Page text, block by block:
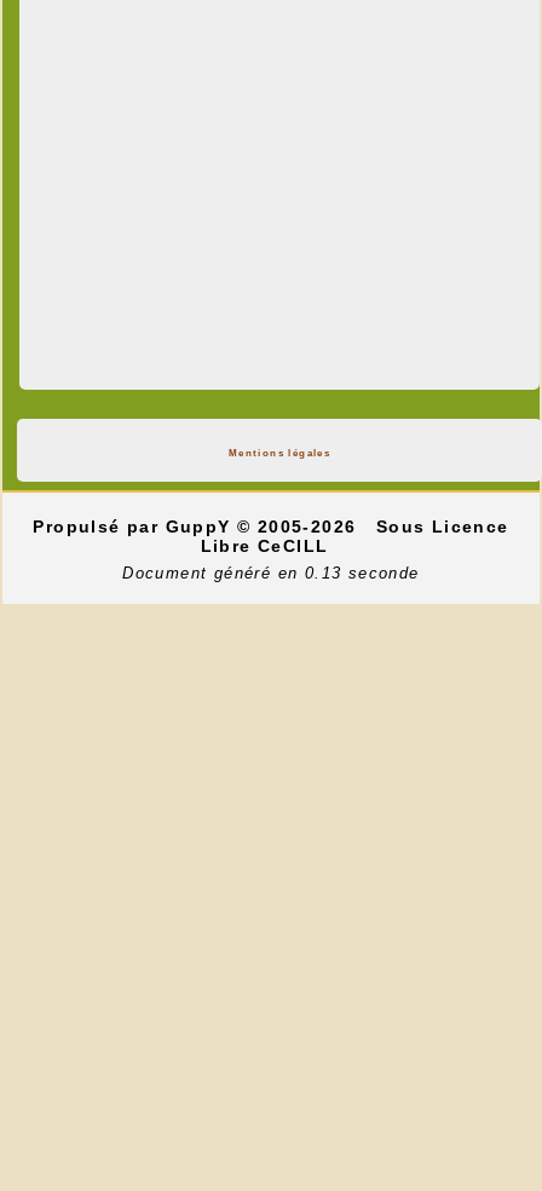
Mentions légales
Propulsé par GuppY© 2005-2026
Sous Licence
Libre CeCILL
Document généré en 0.13 seconde